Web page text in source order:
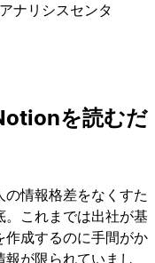
ナリシスセンタ
を読むだ
情報格差をなくすた
これまでは出社が基
作成するのに手間がか
が限られていまし